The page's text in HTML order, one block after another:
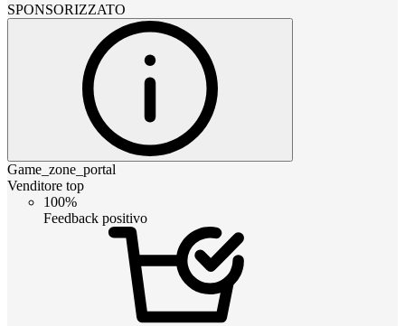
SPONSORIZZATO
Game_zone_portal
Venditore top
100%
Feedback positivo